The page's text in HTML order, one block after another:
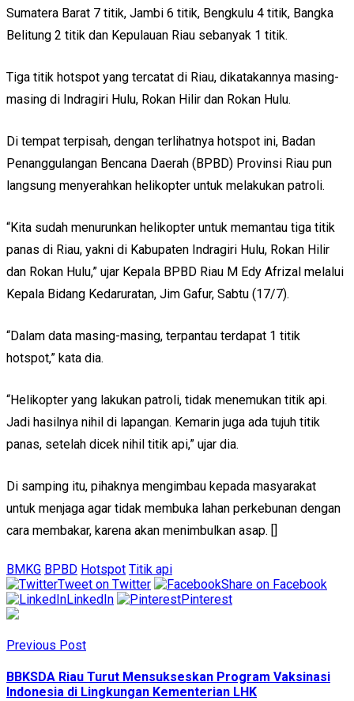
Sumatera Barat 7 titik, Jambi 6 titik, Bengkulu 4 titik, Bangka
Belitung 2 titik dan Kepulauan Riau sebanyak 1 titik.
Tiga titik hotspot yang tercatat di Riau, dikatakannya masing-
masing di Indragiri Hulu, Rokan Hilir dan Rokan Hulu.
Di tempat terpisah, dengan terlihatnya hotspot ini, Badan
Penanggulangan Bencana Daerah (BPBD) Provinsi Riau pun
langsung menyerahkan helikopter untuk melakukan patroli.
“Kita sudah menurunkan helikopter untuk memantau tiga titik
panas di Riau, yakni di Kabupaten Indragiri Hulu, Rokan Hilir
dan Rokan Hulu,” ujar Kepala BPBD Riau M Edy Afrizal melalui
Kepala Bidang Kedaruratan, Jim Gafur, Sabtu (17/7).
“Dalam data masing-masing, terpantau terdapat 1 titik
hotspot,” kata dia.
“Helikopter yang lakukan patroli, tidak menemukan titik api.
Jadi hasilnya nihil di lapangan. Kemarin juga ada tujuh titik
panas, setelah dicek nihil titik api,” ujar dia.
Di samping itu, pihaknya mengimbau kepada masyarakat
untuk menjaga agar tidak membuka lahan perkebunan dengan
cara membakar, karena akan menimbulkan asap. []
BMKG BPBD Hotspot Titik api
Tweet on Twitter
Share on Facebook
LinkedIn
Pinterest
Previous Post
BBKSDA Riau Turut Mensukseskan Program Vaksinasi
Indonesia di Lingkungan Kementerian LHK